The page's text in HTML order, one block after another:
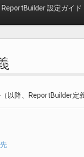
ReportBuilder 設定ガイド
以降、ReportBuilder定